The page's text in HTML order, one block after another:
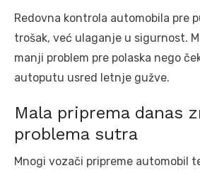
Redovna kontrola automobila pre
trošak, već ulaganje u sigurnost.
manji problem pre polaska nego
autoputu usred letnje gužve.
Mala priprema danas
problema sutra
Mnogi vozači pripreme automobil